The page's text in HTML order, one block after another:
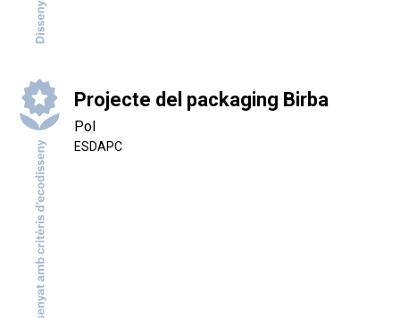
Projecte del packaging Birba
Pol
ESDAPC